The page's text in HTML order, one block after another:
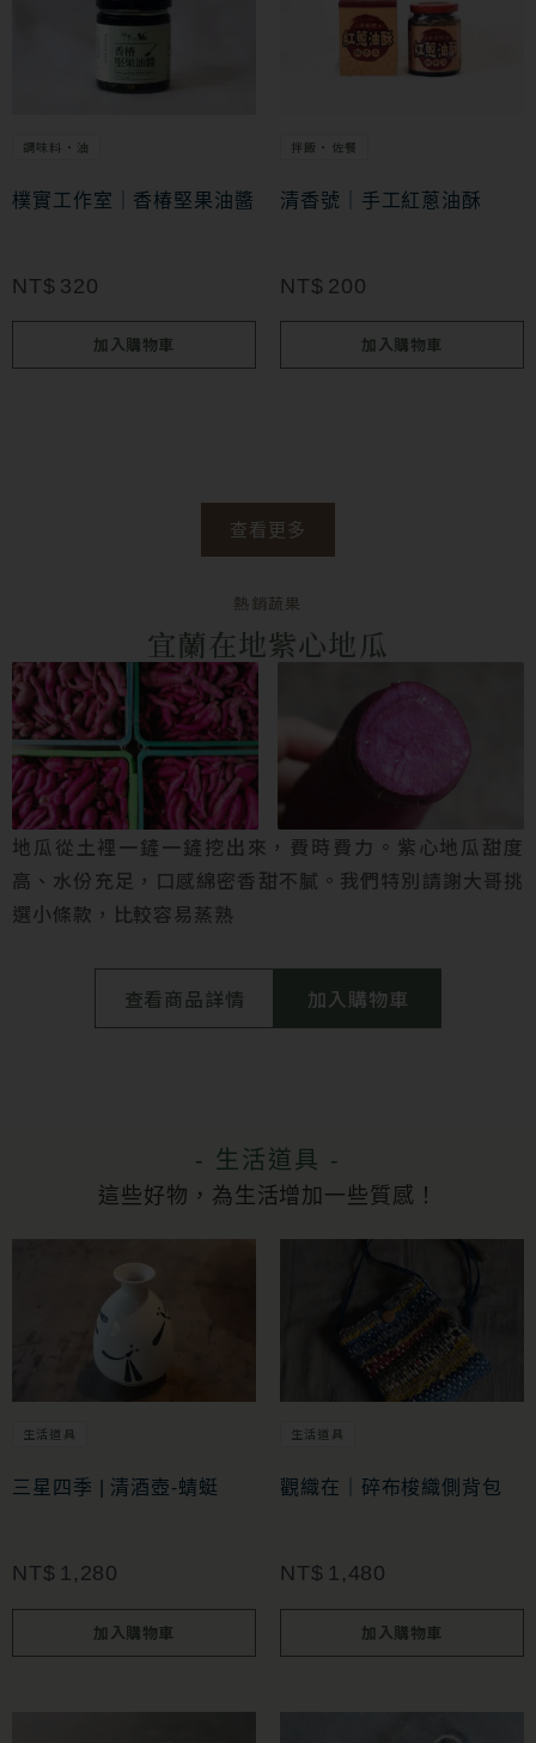
調味料・油
樸實工作室｜香椿堅果油醬
NT$ 320
加入購物車
拌飯・佐餐
清香號｜手工紅蔥油酥
NT$ 200
加入購物車
查看更多
熱銷蔬果
宜蘭在地紫心地瓜
地瓜從土裡一鏟一鏟挖出來，費時費力。紫心地瓜甜度
高、水份充足，口感綿密香甜不膩。我們特別請謝大哥挑
選小條款，比較容易蒸熟
查看商品詳情 加入購物車
- 生活道具 -
這些好物，為生活增加一些質感！
生活道具
三星四季 | 清酒壺-蜻蜓
NT$ 1,280
加入購物車
生活道具
觀織在｜碎布梭織側背包
NT$ 1,480
加入購物車